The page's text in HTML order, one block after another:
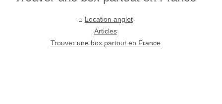
Location anglet
Articles
Trouver une box partout en France